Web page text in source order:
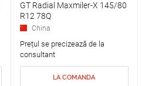
GT Radial Maxmiler-X 145/80
R12 78Q
China
Prețul se precizează de la
consultant
LA COMANDA